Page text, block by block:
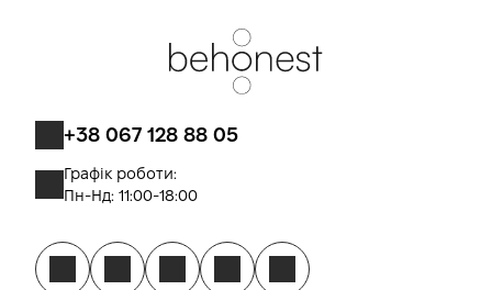
+38 067 128 88 05
Графік роботи:
Пн-Нд: 11:00-18:00